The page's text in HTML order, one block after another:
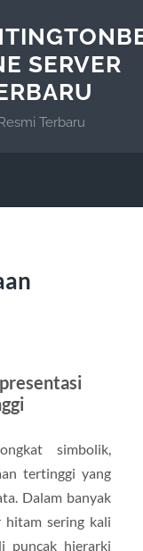
SERVER
Terbaru
simbolik,
tertinggi yang
Dalam banyak
hitam sering kali
puncak hierarki